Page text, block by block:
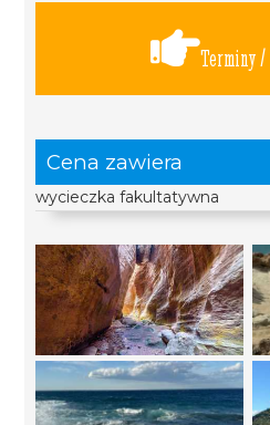
Terminy
Cena zawiera
wycieczka fakultatywna